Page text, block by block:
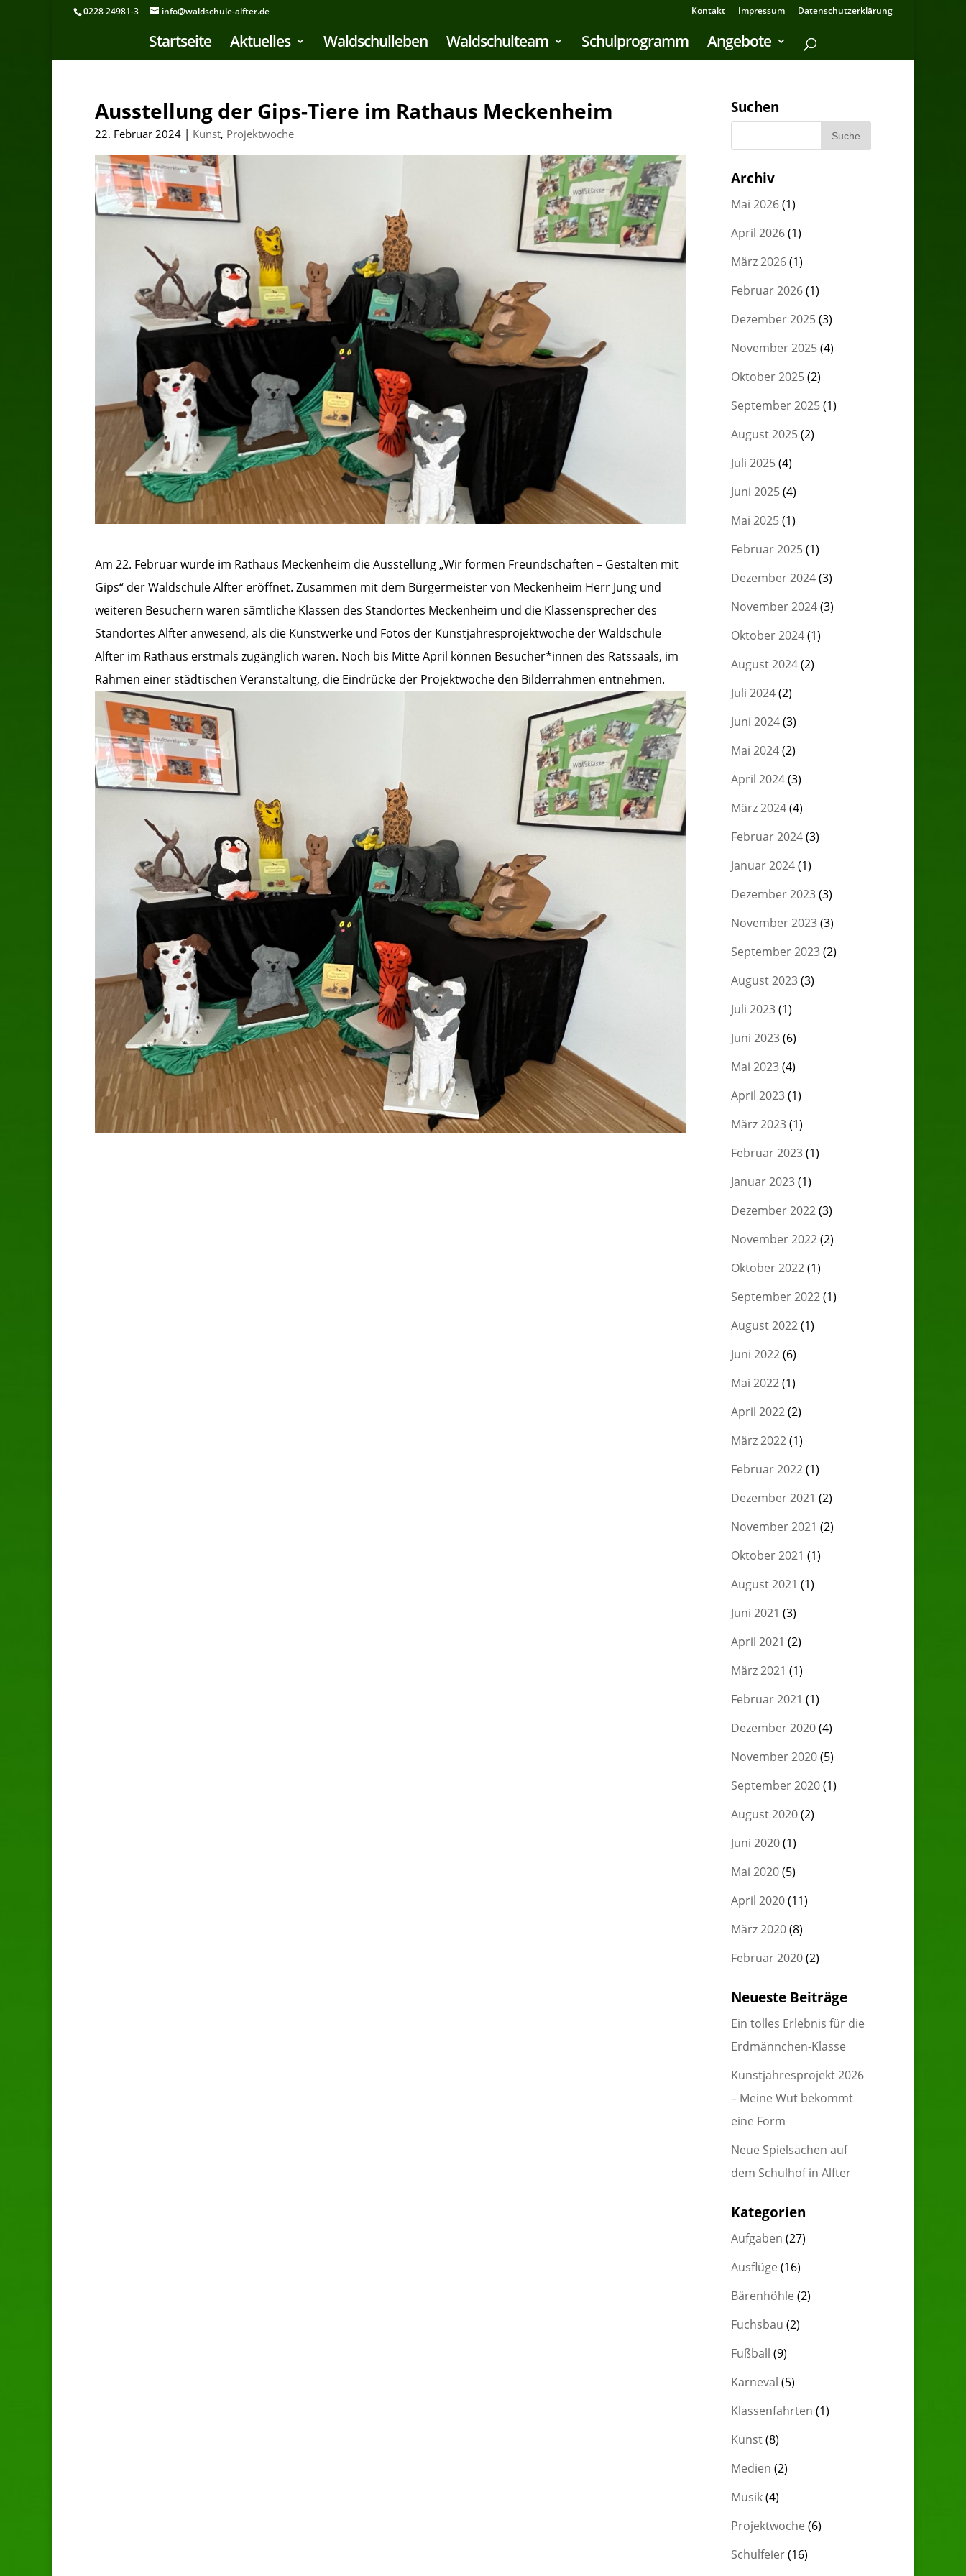
0228 24981-3 info@waldschule-alfter.de Kontakt Impressum Datenschutzerklärung
Startseite Aktuelles Waldschulleben Waldschulteam Schulprogramm Angebote
Ausstellung der Gips-Tiere im Rathaus Meckenheim
22. Februar 2024 | Kunst, Projektwoche
Am 22. Februar wurde im Rathaus Meckenheim die Ausstellung „Wir formen Freundschaften – Gestalten mit
Gips“ der Waldschule Alfter eröffnet. Zusammen mit dem Bürgermeister von Meckenheim Herr Jung und
weiteren Besuchern waren sämtliche Klassen des Standortes Meckenheim und die Klassensprecher des
Standortes Alfter anwesend, als die Kunstwerke und Fotos der Kunstjahresprojektwoche der Waldschule
Alfter im Rathaus erstmals zugänglich waren. Noch bis Mitte April können Besucher*innen des Ratssaals, im
Rahmen einer städtischen Veranstaltung, die Eindrücke der Projektwoche den Bilderrahmen entnehmen.
Suchen
Archiv
Mai 2026(1)
April 2026(1)
März 2026(1)
Februar 2026(1)
Dezember 2025(3)
November 2025(4)
Oktober 2025(2)
September 2025(1)
August 2025(2)
Juli 2025(4)
Juni 2025(4)
Mai 2025(1)
Februar 2025(1)
Dezember 2024(3)
November 2024(3)
Oktober 2024(1)
August 2024(2)
Juli 2024(2)
Juni 2024(3)
Mai 2024(2)
April 2024(3)
März 2024(4)
Februar 2024(3)
Januar 2024(1)
Dezember 2023(3)
November 2023(3)
September 2023(2)
August 2023(3)
Juli 2023(1)
Juni 2023(6)
Mai 2023(4)
April 2023(1)
März 2023(1)
Februar 2023(1)
Januar 2023(1)
Dezember 2022(3)
November 2022(2)
Oktober 2022(1)
September 2022(1)
August 2022(1)
Juni 2022(6)
Mai 2022(1)
April 2022(2)
März 2022(1)
Februar 2022(1)
Dezember 2021 (2)
November 2021 (2)
Oktober 2021 (1)
August 2021 (1)
Juni 2021 (3)
April 2021 (2)
März 2021 (1)
Februar 2021 (1)
Dezember 2020(4)
November 2020(5)
September 2020(1)
August 2020(2)
Juni 2020(1)
Mai 2020(5)
April 2020(11)
März 2020(8)
Februar 2020(2)
Neueste Beiträge
Ein tolles Erlebnis für die
Erdmännchen-Klasse
Kunstjahresprojekt 2026
– Meine Wut bekommt
eine Form
Neue Spielsachen auf
dem Schulhof in Alfter
Kategorien
Aufgaben (27)
Ausflüge (16)
Bärenhöhle (2)
Fuchsbau (2)
Fußball (9)
Karneval (5)
Klassenfahrten (1)
Kunst(8)
Medien (2)
Musik(4)
Projektwoche (6)
Schulfeier(16)